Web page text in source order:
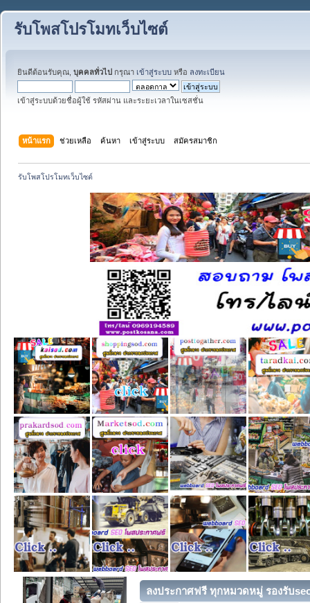
รับโพสโปรโมทเว็บไซต์
ยินดีต้อนรับคุณ, บุคคลทั่วไป กรุณา เข้าสู่ระบบ หรือ ลงทะเบียน
เข้าสู่ระบบด้วยชื่อผู้ใช้ รหัสผ่าน และระยะเวลาในเซสชั่น
หน้าแรก ช่วยเหลือ ค้นหา เข้าสู่ระบบ สมัครสมาชิก
รับโพสโปรโมทเว็บไซต์
ลงประกาศฟรี ทุกหมวดหมู่ รองรับ